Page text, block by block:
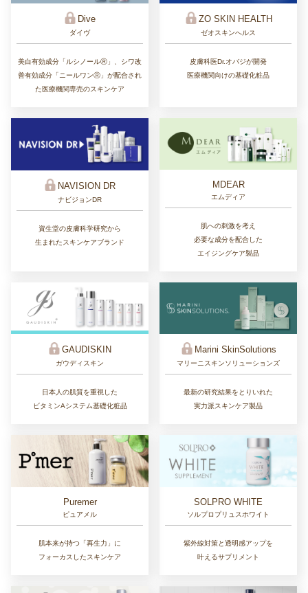
Dive
ダイヴ
美白有効成分「ルシノールⓇ」、シワ改
善有効成分「ニールワンⓇ」が配合され
た医療機関専売のスキンケア
ZO SKIN HEALTH
ゼオスキンへルス
皮膚科医Dr.オバジが開発
医療機関向けの基礎化粧品
NAVISION DR
ナビジョンDR
資生堂の皮膚科学研究から
生まれたスキンケアブランド
MDEAR
エムディア
肌への刺激を考え
必要な成分を配合した
エイジングケア製品
GAUDISKIN
ガウディスキン
日本人の肌質を重視した
ビタミンAシステム基礎化粧品
Marini SkinSolutions
マリーニスキンソリューションズ
最新の研究結果をとりいれた
実力派スキンケア製品
Puremer
ピュアメル
肌本来が持つ「再生力」に
フォーカスしたスキンケア
SOLPRO WHITE
ソルプロプリュスホワイト
紫外線対策と透明感アップを
叶えるサプリメント